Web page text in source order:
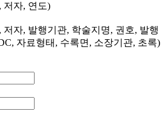
저자, 연도)
저자, 발행기관, 학술지명, 권호, 발행
자료형태, 수록면, 소장기관, 초록)